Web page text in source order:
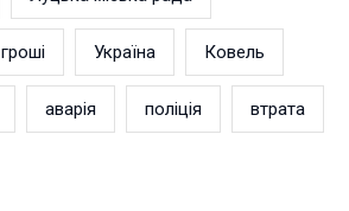
гроші Україна Ковель
аварія поліція втрата